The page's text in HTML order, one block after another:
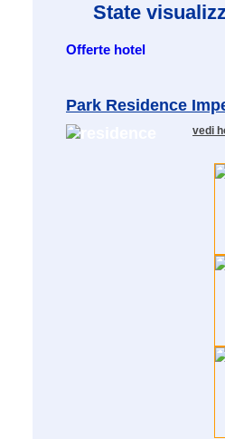
State
Offerte hotel
Park Residence
vedi